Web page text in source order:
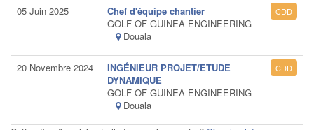
05 Juin 2025
Chef d'équipe chantier
GOLF OF GUINEA ENGINEERING
Douala
CDD
20 Novembre 2024
INGÉNIEUR PROJET/ETUDE
DYNAMIQUE
GOLF OF GUINEA ENGINEERING
Douala
CDD